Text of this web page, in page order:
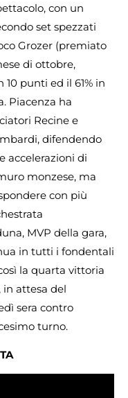
con un
set spezzati
Grozer (premiato
di ottobre,
punti ed il 61% in
Piacenza ha
Recine e
difendendo
accelerazioni di
monzese, ma
con più
MVP della gara,
in tutti i fondentali
la quarta vittoria
in attesa del
sera contro
turno.